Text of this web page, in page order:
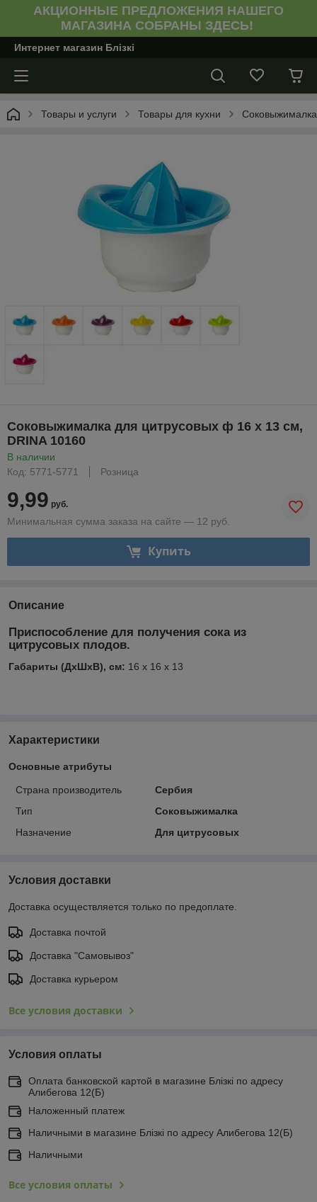
АКЦИОННЫЕ ПРЕДЛОЖЕНИЯ НАШЕГО
МАГАЗИНА СОБРАНЫ ЗДЕСЬ!
Интернет магазин Блiзкi
Товары и услуги Товары для кухни
Соковыжималка для цитрусовых ф 16 х 13 см,
DRINA 10160
В наличии
Код: 5771-5771
Розница
9,99 руб.
Минимальная сумма заказа на сайте — 12 руб.
Купить
Описание
Приспособление для получения сока из
цитрусовых плодов.
Габариты (ДхШхВ), см: 16 x 16 x 13
Характеристики
Основные атрибуты
Страна производитель
Сербия
Тип
Соковыжималка
Назначение
Для цитрусовых
Условия доставки
Доставка осуществляется только по предоплате.
Доставка почтой
Доставка "Самовывоз"
Доставка курьером
Все условия доставки
Условия оплаты
Оплата банковской картой в магазине Блiзкi по адресу
Алибегова 12(Б)
Наложенный платеж
Наличными в магазине Блiзкi по адресу Алибегова 12(Б)
Наличными
Все условия оплаты